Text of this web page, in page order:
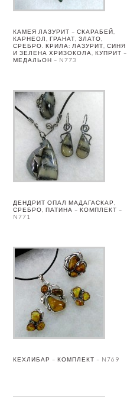
КАМЕЯ ЛАЗУРИТ – СКАРАБЕЙ,
КАРНЕОЛ, ГРАНАТ, ЗЛАТО,
СРЕБРО. КРИЛА: ЛАЗУРИТ, СИНЯ
И ЗЕЛЕНА ХРИЗОКОЛА, КУПРИТ –
МЕДАЛЬОН – N773
ДЕНДРИТ ОПАЛ МАДАГАСКАР,
СРЕБРО, ПАТИНА – КОМПЛЕКТ –
N771
КЕХЛИБАР – КОМПЛЕКТ – N769